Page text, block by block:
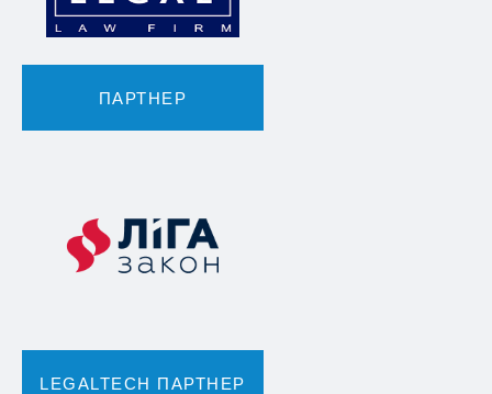
ПАРТНЕР
LEGALTECH ПАРТНЕР